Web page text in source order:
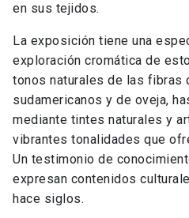
en sus tejidos.
La exposición tiene una
exploración cromática de
tonos naturales de las fibras
sudamericanos y de oveja,
mediante tintes naturales y
vibrantes tonalidades que
Un testimonio de
expresan contenidos
hace siglos.